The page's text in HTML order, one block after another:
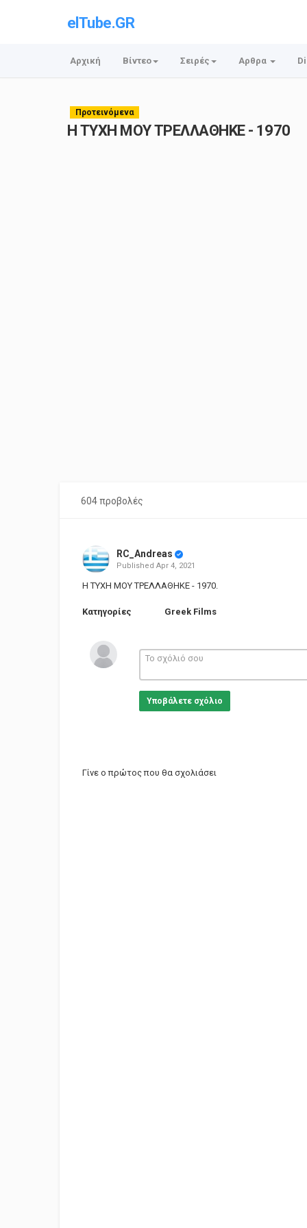
elTube.GR
Αρχική Βίντεο Σειρές Αρθρα
Προτεινόμενα
Η ΤΥΧΗ ΜΟΥ ΤΡΕΛΛΑΘΗΚΕ - 1970
604 προβολές
RC_Andreas
Published Apr 4, 2021
Η ΤΥΧΗ ΜΟΥ ΤΡΕΛΛΑΘΗΚΕ - 1970.
Κατηγορίες Greek Films
Υποβάλετε σχόλιο
Γίνε ο πρώτος που θα σχολιάσει